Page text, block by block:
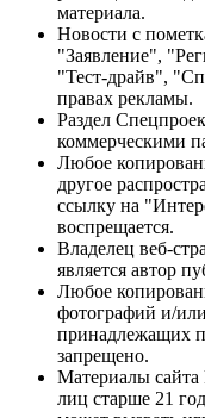
материала.
Новости с
"Заявление",
"Тест-драйв",
правах рекламы.
Раздел
коммерческими
Любое
другое
ссылку на
воспрещается.
Владелец веб-
является автор
Любое
фотографий и/
принадлежащих
запрещено.
Материалы сайта
лиц старше 21